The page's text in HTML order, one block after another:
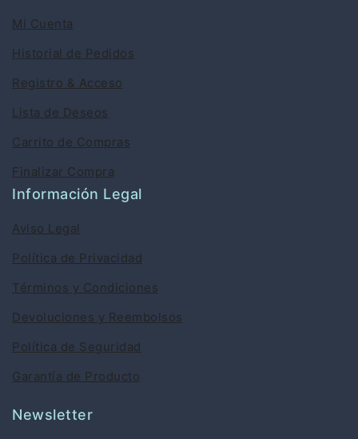
Mi Cuenta
Historial de Pedidos
Registro & Acceso
Lista de Deseos
Carrito de Compras
Finalizar Compra
Información Legal
Aviso Legal
Política de Privacidad
Términos y Condiciones
Devoluciones y Reembolsos
Política de Seguridad
Garantía de Producto
Newsletter